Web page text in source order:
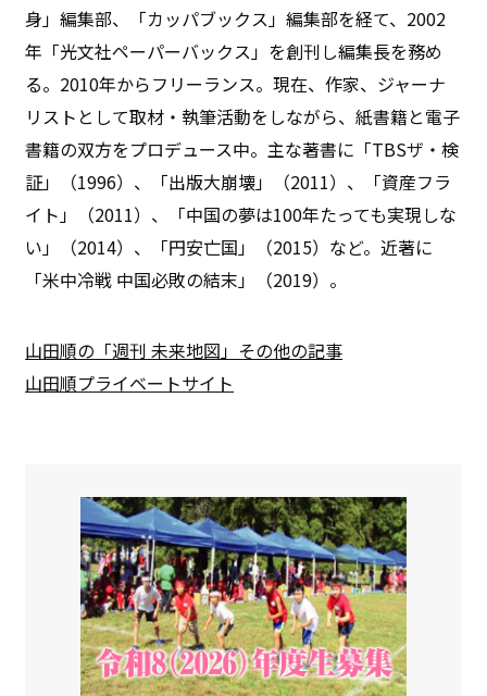
身」編集部、「カッパブックス」編集部を経て、2002
年「光文社ペーパーバックス」を創刊し編集長を務め
る。2010年からフリーランス。現在、作家、ジャーナ
リストとして取材・執筆活動をしながら、紙書籍と電子
書籍の双方をプロデュース中。主な著書に「TBSザ・検
証」（1996）、「出版大崩壊」（2011）、「資産フラ
イト」（2011）、「中国の夢は100年たっても実現しな
い」（2014）、「円安亡国」（2015）など。近著に
「米中冷戦 中国必敗の結末」（2019）。
山田順の「週刊 未来地図」その他の記事
山田順プライベートサイト